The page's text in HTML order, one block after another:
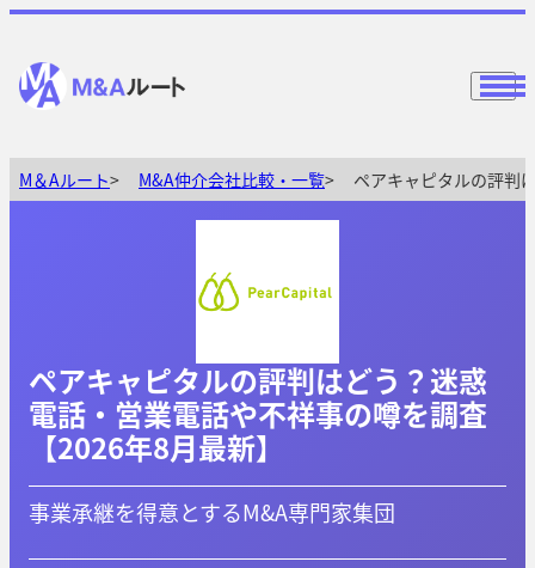
M＆Aルート M&A仲介会社比較・一覧 ペアキャピタルの評判
ペアキャピタルの評判はどう？迷惑
電話・営業電話や不祥事の噂を調査
【2026年8月最新】
事業承継を得意とするM&A専門家集団